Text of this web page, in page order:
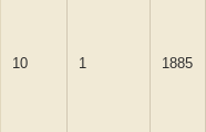
10 1 1885